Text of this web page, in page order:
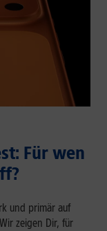
Für wen
und primär auf
zeigen Dir, für